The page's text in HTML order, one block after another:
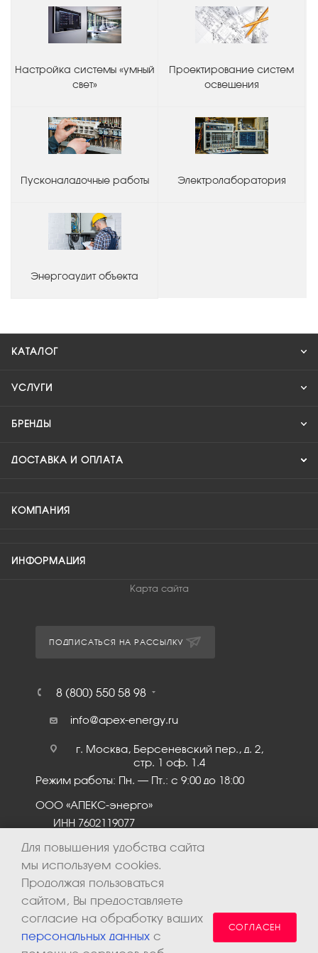
Настройка системы «умный
свет»
Проектирование систем
освещения
Пусконаладочные работы Электролаборатория
Энергоаудит объекта
КАТАЛОГ
УСЛУГИ
БРЕНДЫ
ДОСТАВКА И ОПЛАТА
КОМПАНИЯ
ИНФОРМАЦИЯ
Карта сайта
ПОДПИСАТЬСЯ НА РАССЫЛКУ
8 (800) 550 58 98
info@apex-energy.ru
г. Москва, Берсеневский пер., д. 2,
стр. 1 оф. 1.4
Режим работы: Пн. – Пт.: с 9:00 до 18:00
ООО «АПЕКС-энерго»
ИНН 7602119077
Для повышения удобства сайта
мы используем cookies.
Продолжая пользоваться
сайтом, Вы предоставляете
согласие на обработку ваших
персональных данных с
СОГЛАСЕН